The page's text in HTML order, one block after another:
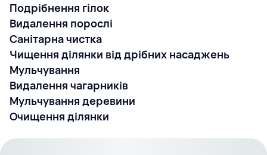
Подрібнення гілок
Видалення порослі
Санітарна чистка
Чищення ділянки від дрібних насаджень
Мульчування
Видалення чагарників
Мульчування деревини
Очищення ділянки